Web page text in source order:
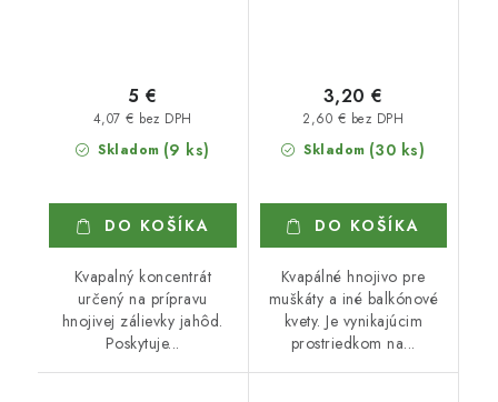
Skladom (9 ks)
4,07 € bez DPH
5 €
DO KOŠÍKA
Kvapalný koncentrát
určený na prípravu
hnojivej zálievky jahôd.
Poskytuje...
Skladom (30 ks)
2,60 € bez DPH
3,20 €
DO KOŠÍKA
Kvapálné hnojivo pre
muškáty a iné balkónové
kvety. Je vynikajúcim
prostriedkom na...